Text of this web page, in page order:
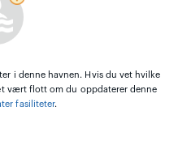
i denne havnen. Hvis du vet hvilke
vært flott om du oppdaterer denne
fasiliteter.